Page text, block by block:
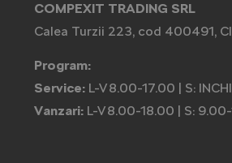
COMPEXIT TRADING SRL
Calea Turzii 223, cod 400491,
Program:
Service: L-V 8.00-17.00 | S:
Vanzari: L-V 8.00-18.00 | S: